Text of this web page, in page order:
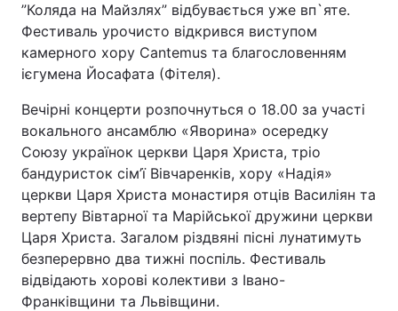
Головна Війна
Україна Політика
Економіка Світ
”Коляда на Майзлях” відбувається уже вп`яте.
Фестиваль урочисто відкрився виступом
камерного хору Cantemus та благословенням
ієгумена Йосафата (Фітеля).
Вечірні концерти розпочнуться о 18.00 за участі
вокального ансамблю «Яворина» осередку
Союзу українок церкви Царя Христа, тріо
бандуристок сім’ї Вівчаренків, хору «Надія»
церкви Царя Христа монастиря отців Василіян та
вертепу Вівтарної та Марійської дружини церкви
Царя Христа. Загалом різдвяні пісні лунатимуть
безперервно два тижні поспіль. Фестиваль
відвідають хорові колективи з Івано-
Франківщини та Львівщини.